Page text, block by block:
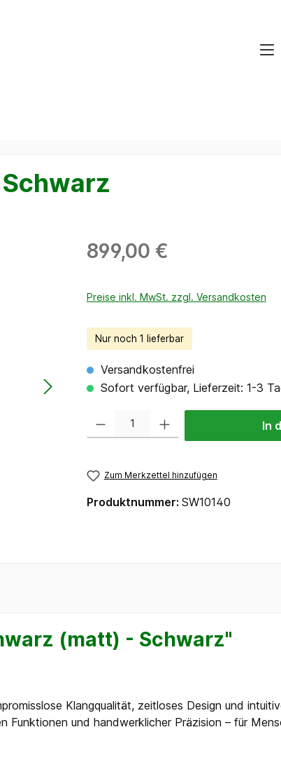
899,00 €
Preise inkl. MwSt. zzgl. Versandkosten
Nur noch 1 lieferbar
Versandkostenfrei
Sofort verfügbar, Lieferzeit: 1-3
In
Zum Merkzettel hinzufügen
Produktnummer: SW10140
(matt) - Schwarz"
Klangqualität, zeitloses Design und
und handwerklicher Präzision – für